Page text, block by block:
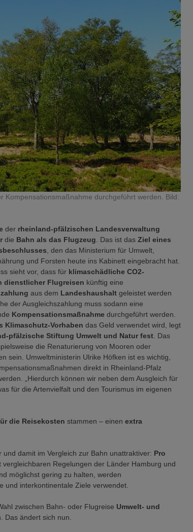
Kompensationsmaßnahme durchgeführt werden. Bild:
der rheinland-pfälzischen Landesverwaltung
die Bahn als das Flugzeug . Das ist das Ziel eines
, den das Ministerium für Umwelt,
und Forsten heute ins Kabinett eingebracht hat.
sieht vor, dass für klimaschädliche CO2-
dienstlicher Flugreisen künftig eine
aus dem Landeshaushalt geleistet werden
der Ausgleichszahlung muss sodann eine
Kompensationsmaßnahme durchgeführt werden.
Klimaschutz-Vorhaben das Geld verwendet wird, legt
pfälzische Stiftung Umwelt und Natur fest . Das
die Renaturierung von Mooren oder
sein. Umweltministerin Ulrike Höfken ist es wichtig,
direkt in Rheinland-Pfalz
„Hierdurch können wir neben dem Ausgleich für
für die Artenvielfalt und den Tourismus im eigenen
die Reisekosten stammen – einen extra
damit im Vergleich zur Bahn unattraktiver: Pro
vergleichbaren Regelungen der Länder Hamburg und
möglichst gering zu halten, werden
und interkontinentale Ziele verwendet.
zwischen Bahn- oder Flugreise Umwelt- und
Das ändert sich nun.